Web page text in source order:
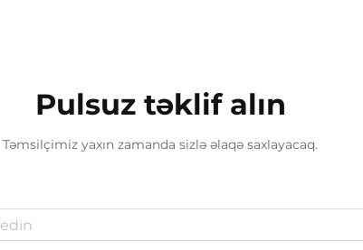
Pulsuz təklif alın
Təmsilçimiz yaxın zamanda sizlə əlaqə saxlayacaq.